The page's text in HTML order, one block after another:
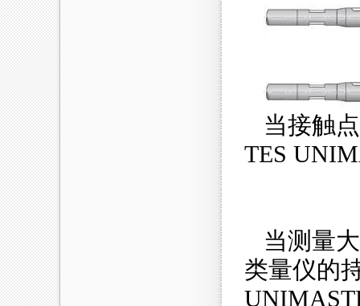
当接触
TES
当测量
类量仪的